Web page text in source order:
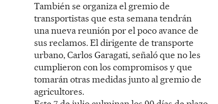
También se organiza el gremio de
transportistas que esta semana tendrán
una nueva reunión por el poco avance de
sus reclamos. El dirigente de transporte
urbano, Carlos Garagati, señaló que no les
cumplieron con los compromisos y que
tomarán otras medidas junto al gremio de
agricultores.